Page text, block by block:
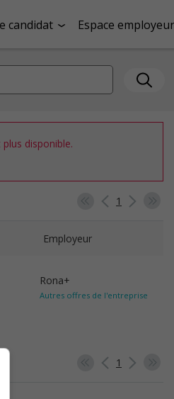
candidat Espace employeur
disponible.
1
Employeur
Rona+
Autres offres de l'entreprise
1